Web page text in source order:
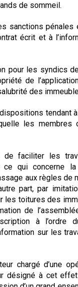
de sommeil.
sanctions
écrit et à
pour les syndics
de
des
les
faciliter les
ce qui concerne
aux règles de
part, par
toitures des
de
à
sur les
chargé d’une
désigné à cet